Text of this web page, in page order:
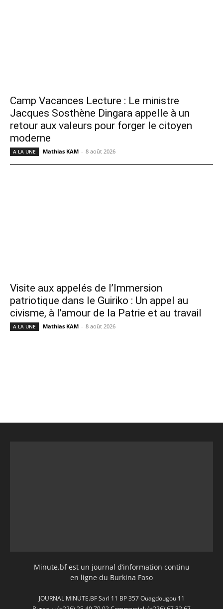
Camp Vacances Lecture : Le ministre
Jacques Sosthène Dingara appelle à un
retour aux valeurs pour forger le citoyen
moderne
A LA UNE Mathias KAM - 8 août 2026
Visite aux appelés de l’Immersion
patriotique dans le Guiriko : Un appel au
civisme, à l’amour de la Patrie et au travail
A LA UNE Mathias KAM - 8 août 2026
Minute.bf est un journal d’information continu
en ligne du Burkina Faso
JOURNAL MINUTE.BF Sarl 11 BP 357 Ouagdougou 11